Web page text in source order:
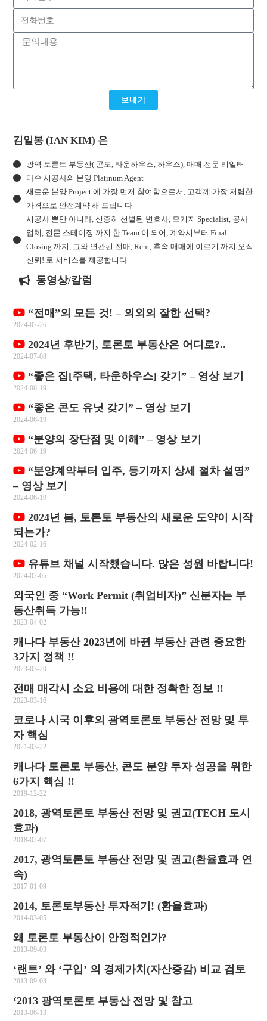
보내기
김일봉 (IAN KIM) 은
광역 토론토 부동산( 콘도, 타운하우스, 하우스), 매매 전문 리얼터
다수 시공사의 분양 Platinum Agent
새로운 분양 Project 에 가장 먼저 참여함으로서, 고객께 가장 저렴한
가격으로 안전계약 해 드립니다
시공사 뿐만 아니라, 신중히 선별된 변호사, 모기지 Specialist, 공사
업체, 전문 스테이징 까지 한 Team 이 되어, 계약시부터 Final
Closing 까지, 그와 연관된 전매, Rent, 후속 매매에 이르기 까지 오직
신뢰! 로 서비스를 제공합니다
동영상/칼럼
“전매”의 모든 것! – 의외의 잘한 선택?
2024-07-26
2024년 후반기, 토론토 부동산은 어디로?..
2024-07-08
“좋은 집[주택, 타운하우스] 갖기” – 영상 보기
2024-06-19
“좋은 콘도 유닛 갖기” – 영상 보기
2024-06-19
“분양의 장단점 및 이해” – 영상 보기
2024-06-19
“분양계약부터 입주, 등기까지 상세 절차 설명”
– 영상 보기
2024-06-19
2024년 봄, 토론토 부동산의 새로운 도약이 시작
되는가?
2024-02-16
유튜브 채널 시작했습니다. 많은 성원 바랍니다!
2024-02-05
외국인 중 “Work Permit (취업비자)” 신분자는 부
동산취득 가능!!
2023-04-02
캐나다 부동산 2023년에 바뀐 부동산 관련 중요한
3가지 정책 !!
2023-03-20
전매 매각시 소요 비용에 대한 정확한 정보 !!
2023-03-16
코로나 시국 이후의 광역토론토 부동산 전망 및 투
자 핵심
2021-03-22
캐나다 토론토 부동산, 콘도 분양 투자 성공을 위한
6가지 핵심 !!
2019-12-22
2018, 광역토론토 부동산 전망 및 권고(TECH 도시
효과)
2018-02-07
2017, 광역토론토 부동산 전망 및 권고(환율효과 연
속)
2017-01-09
2014, 토론토부동산 투자적기! (환율효과)
2014-03-05
왜 토론토 부동산이 안정적인가?
2013-09-03
‘랜트’ 와 ‘구입’ 의 경제가치(자산증감) 비교 검토
2013-09-03
‘2013 광역토론토 부동산 전망 및 참고
2013-06-13